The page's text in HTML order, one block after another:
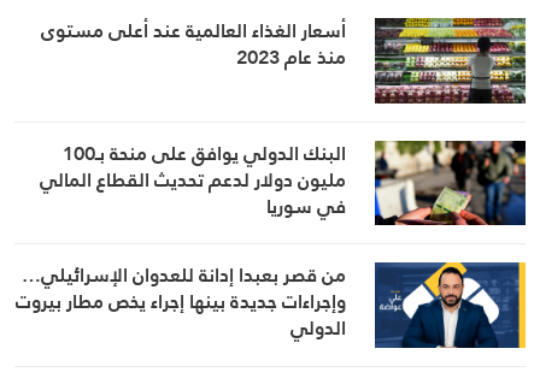
أسعار الغذاء العالمية عند أعلى مستوى
منذ عام 2023
البنك الدولي يوافق على منحة بـ100
مليون دولار لدعم تحديث القطاع المالي
في سوريا
من قصر بعبدا إدانة للعدوان الإسرائيلي…
وإجراءات جديدة بينها إجراء يخص مطار بيروت
الدولي